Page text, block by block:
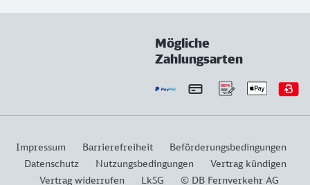
Mögliche
Zahlungsarten
Impressum Barrierefreiheit
Beförderungsbedingungen
Datenschutz
Nutzungsbedingungen
Vertrag kündigen
Vertrag widerrufen
LkSG © DB Fernverkehr AG